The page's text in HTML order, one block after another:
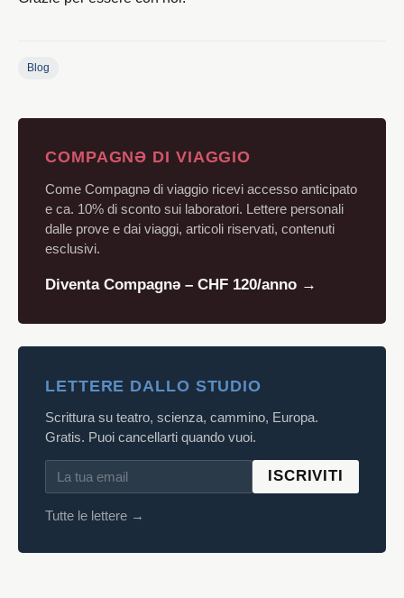
Blog
COMPAGNƏ DI VIAGGIO
Come Compagnə di viaggio ricevi accesso anticipato
e ca. 10% di sconto sui laboratori. Lettere personali
dalle prove e dai viaggi, articoli riservati, contenuti
esclusivi.
Diventa Compagnə – CHF 120/anno →
LETTERE DALLO STUDIO
Scrittura su teatro, scienza, cammino, Europa.
Gratis. Puoi cancellarti quando vuoi.
ISCRIVITI
Tutte le lettere →